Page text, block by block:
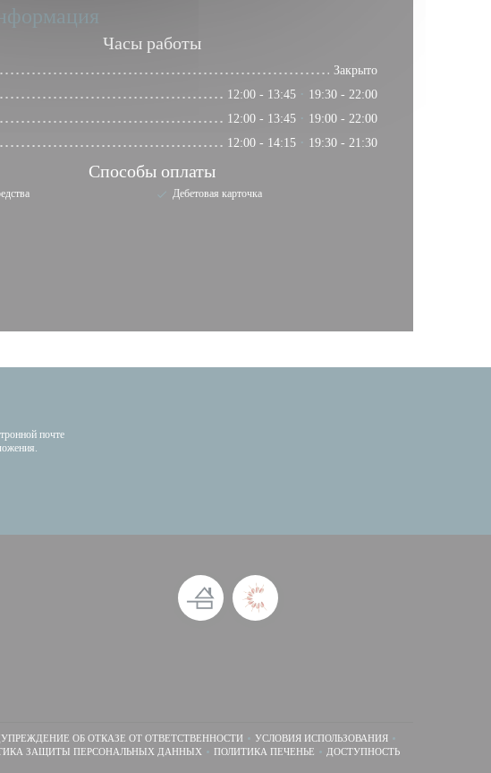
Часы работы
Закрыто
12:00 - 13:45 • 19:30 - 22:00
12:00 - 13:45 • 19:00 - 22:00
12:00 - 14:15 • 19:30 - 21:30
Способы оплаты
Дебетовая карточка
почте
ОБ ОТКАЗЕ ОТ ОТВЕТСТВЕННОСТИ
((ОТКРЫВАЕТСЯ В НОВОМ ОКНЕ))УСЛОВИЯ ИСПОЛЬЗОВАНИЯ((ОТКРЫВАЕТСЯ В НОВОМ ОКНЕ))
ЗАЩИТЫ ПЕРСОНАЛЬНЫХ ДАННЫХ
((ОТКРЫВАЕТСЯ В НОВОМ ОКНЕ))ПОЛИТИКА ПЕЧЕНЬЕ((ОТКРЫВАЕТСЯ В НОВОМ ОКНЕ))
ДОСТУПНОСТЬ((ОТКРЫВАЕТСЯ В НОВОМ